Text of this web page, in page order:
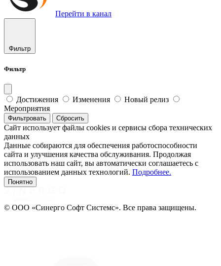
Перейти в канал
Фильтр
Фильтр
Достижения Изменения
Новый релиз
Мероприятия
Фильтровать Сбросить
Сайт использует файлы cookies и сервисы сбора технических
данных
Данные собираются для обеспечения работоспособности
сайта и улучшения качества обслуживания. Продолжая
использовать наш сайт, вы автоматически соглашаетесь с
использованием данных технологий. Подробнее.
Понятно
© ООО «Синерго Софт Системс». Все права защищены.